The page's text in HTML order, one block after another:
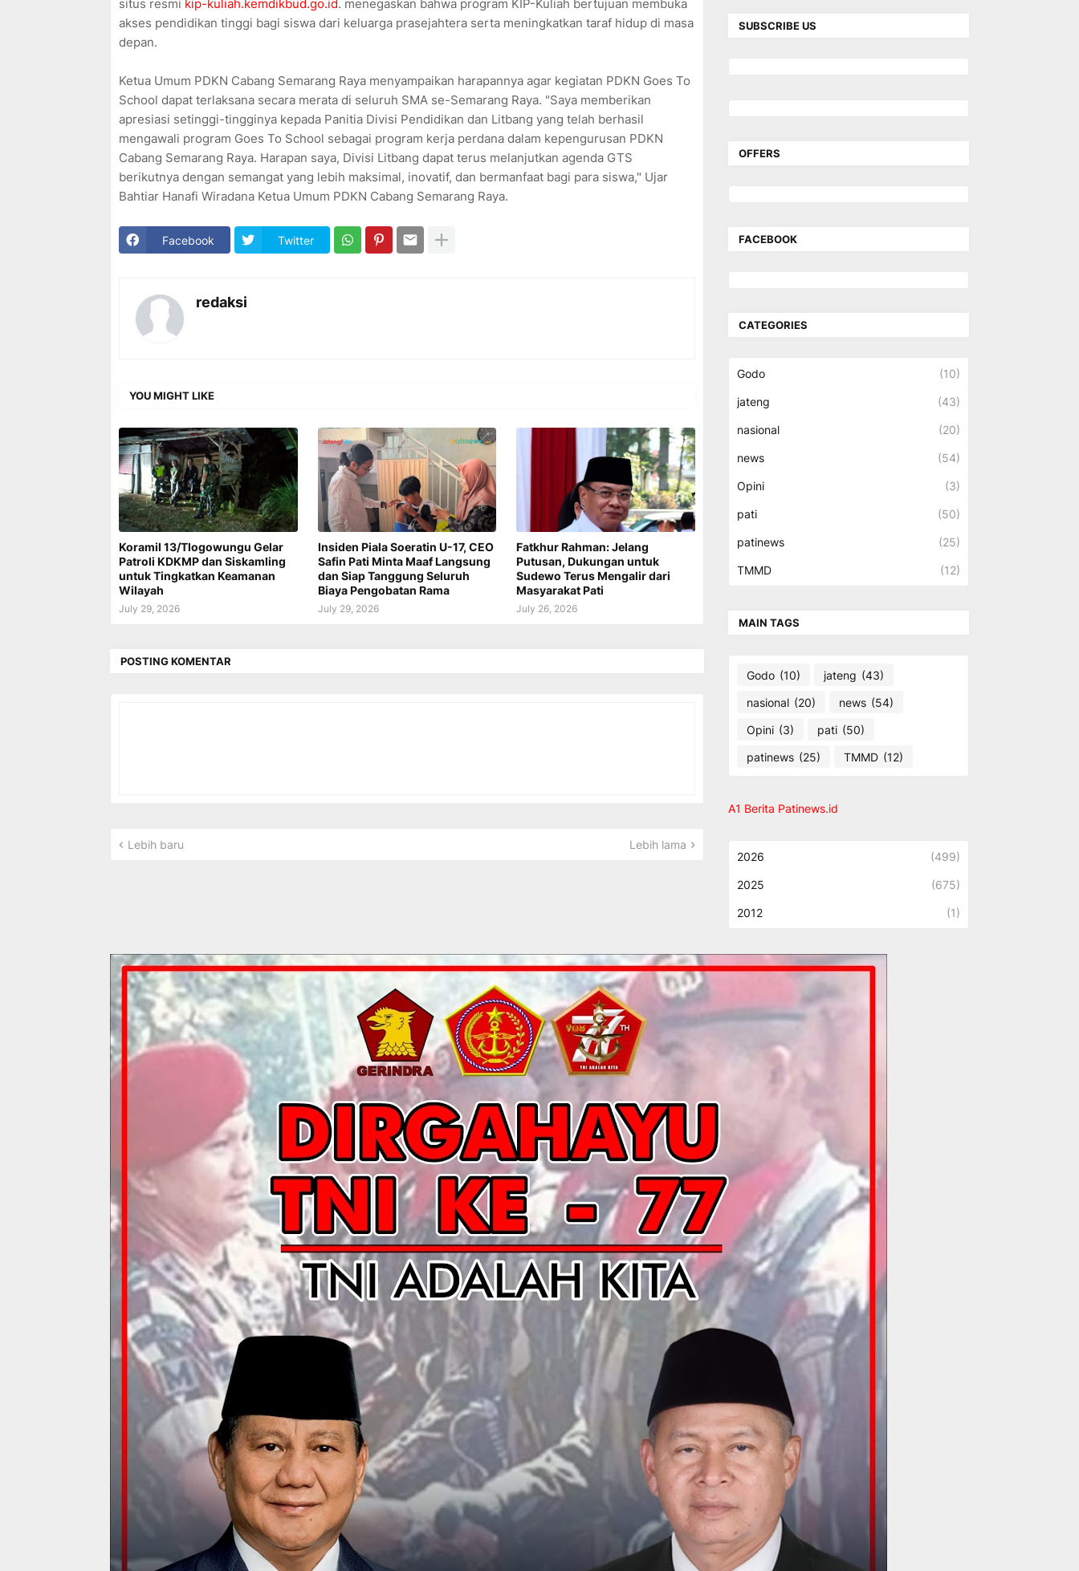
situs resmi kip-kuliah.kemdikbud.go.id. menegaskan bahwa program KIP-Kuliah bertujuan membuka
akses pendidikan tinggi bagi siswa dari keluarga prasejahtera serta meningkatkan taraf hidup di masa
depan.
Ketua Umum PDKN Cabang Semarang Raya menyampaikan harapannya agar kegiatan PDKN Goes To
School dapat terlaksana secara merata di seluruh SMA se-Semarang Raya. "Saya memberikan
apresiasi setinggi-tingginya kepada Panitia Divisi Pendidikan dan Litbang yang telah berhasil
mengawali program Goes To School sebagai program kerja perdana dalam kepengurusan PDKN
Cabang Semarang Raya. Harapan saya, Divisi Litbang dapat terus melanjutkan agenda GTS
berikutnya dengan semangat yang lebih maksimal, inovatif, dan bermanfaat bagi para siswa," Ujar
Bahtiar Hanafi Wiradana Ketua Umum PDKN Cabang Semarang Raya.
Facebook Twitter
redaksi
YOU MIGHT LIKE
Koramil 13/Tlogowungu Gelar
Patroli KDKMP dan Siskamling
untuk Tingkatkan Keamanan
Wilayah
July 29, 2026
Insiden Piala Soeratin U-17, CEO
Safin Pati Minta Maaf Langsung
dan Siap Tanggung Seluruh
Biaya Pengobatan Rama
July 29, 2026
Fatkhur Rahman: Jelang
Putusan, Dukungan untuk
Sudewo Terus Mengalir dari
Masyarakat Pati
July 26, 2026
POSTING KOMENTAR
Lebih baru Lebih lama
SUBSCRIBE US
OFFERS
FACEBOOK
CATEGORIES
Godo (10)
jateng (43)
nasional (20)
news (54)
Opini (3)
pati (50)
patinews (25)
TMMD (12)
MAIN TAGS
Godo (10) jateng (43)
nasional (20) news (54)
Opini (3) pati (50)
patinews (25) TMMD (12)
A1 Berita Patinews.id
2026 (499)
2025 (675)
2012 (1)